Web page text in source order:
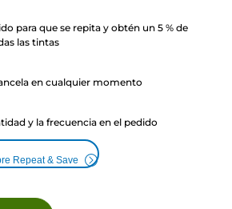
para que se repita y obtén un 5 % de
las tintas
en cualquier momento
y la frecuencia en el pedido
Repeat & Save